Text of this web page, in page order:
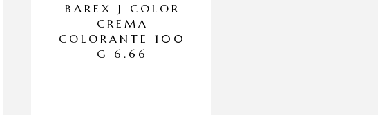
BAREX J COLOR
CREMA
COLORANTE 100
G 6.66